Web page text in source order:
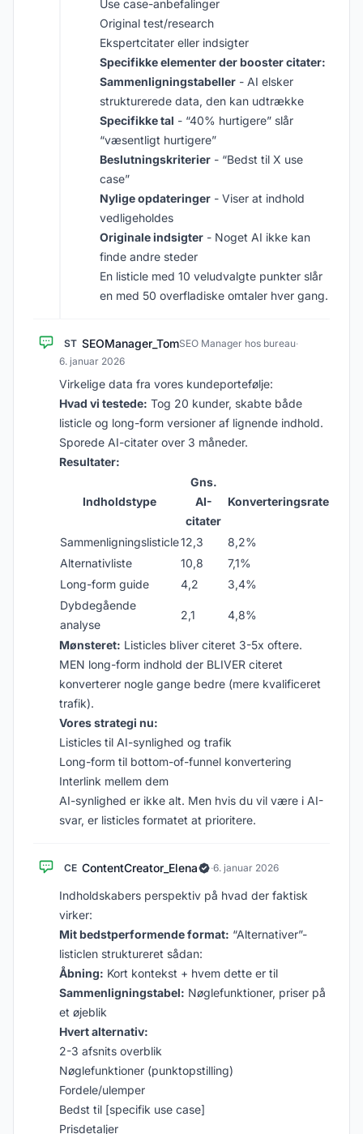
Use case-anbefalinger
Original test/research
Ekspertcitater eller indsigter
Specifikke elementer der booster citater:
Sammenligningstabeller - AI elsker
strukturerede data, den kan udtrække
Specifikke tal - “40% hurtigere” slår
“væsentligt hurtigere”
Beslutningskriterier - “Bedst til X use
case”
Nylige opdateringer - Viser at indhold
vedligeholdes
Originale indsigter - Noget AI ikke kan
finde andre steder
En listicle med 10 veludvalgte punkter slår
en med 50 overfladiske omtaler hver gang.
ST SEOManager_TomSEO Manager hos bureau·
6. januar 2026
Virkelige data fra vores kundeportefølje:
Hvad vi testede: Tog 20 kunder, skabte både
listicle og long-form versioner af lignende indhold.
Sporede AI-citater over 3 måneder.
Resultater:
Indholdstype
Gns.
AI-
citater
Konverteringsrate
Sammenligningslisticle12,3
8,2%
Alternativliste
10,8
7,1%
Long-form guide
4,2
3,4%
Dybdegående
analyse
2,1 4,8%
Mønsteret: Listicles bliver citeret 3-5x oftere.
MEN long-form indhold der BLIVER citeret
konverterer nogle gange bedre (mere kvalificeret
trafik).
Vores strategi nu:
Listicles til AI-synlighed og trafik
Long-form til bottom-of-funnel konvertering
Interlink mellem dem
AI-synlighed er ikke alt. Men hvis du vil være i AI-
svar, er listicles formatet at prioritere.
CE ContentCreator_Elena ·6. januar 2026
Indholdskabers perspektiv på hvad der faktisk
virker:
Mit bedstperformende format: “Alternativer”-
listiclen struktureret sådan:
Åbning: Kort kontekst + hvem dette er til
Sammenligningstabel: Nøglefunktioner, priser på
et øjeblik
Hvert alternativ:
2-3 afsnits overblik
Nøglefunktioner (punktopstilling)
Fordele/ulemper
Bedst til [specifik use case]
Prisdetaljer